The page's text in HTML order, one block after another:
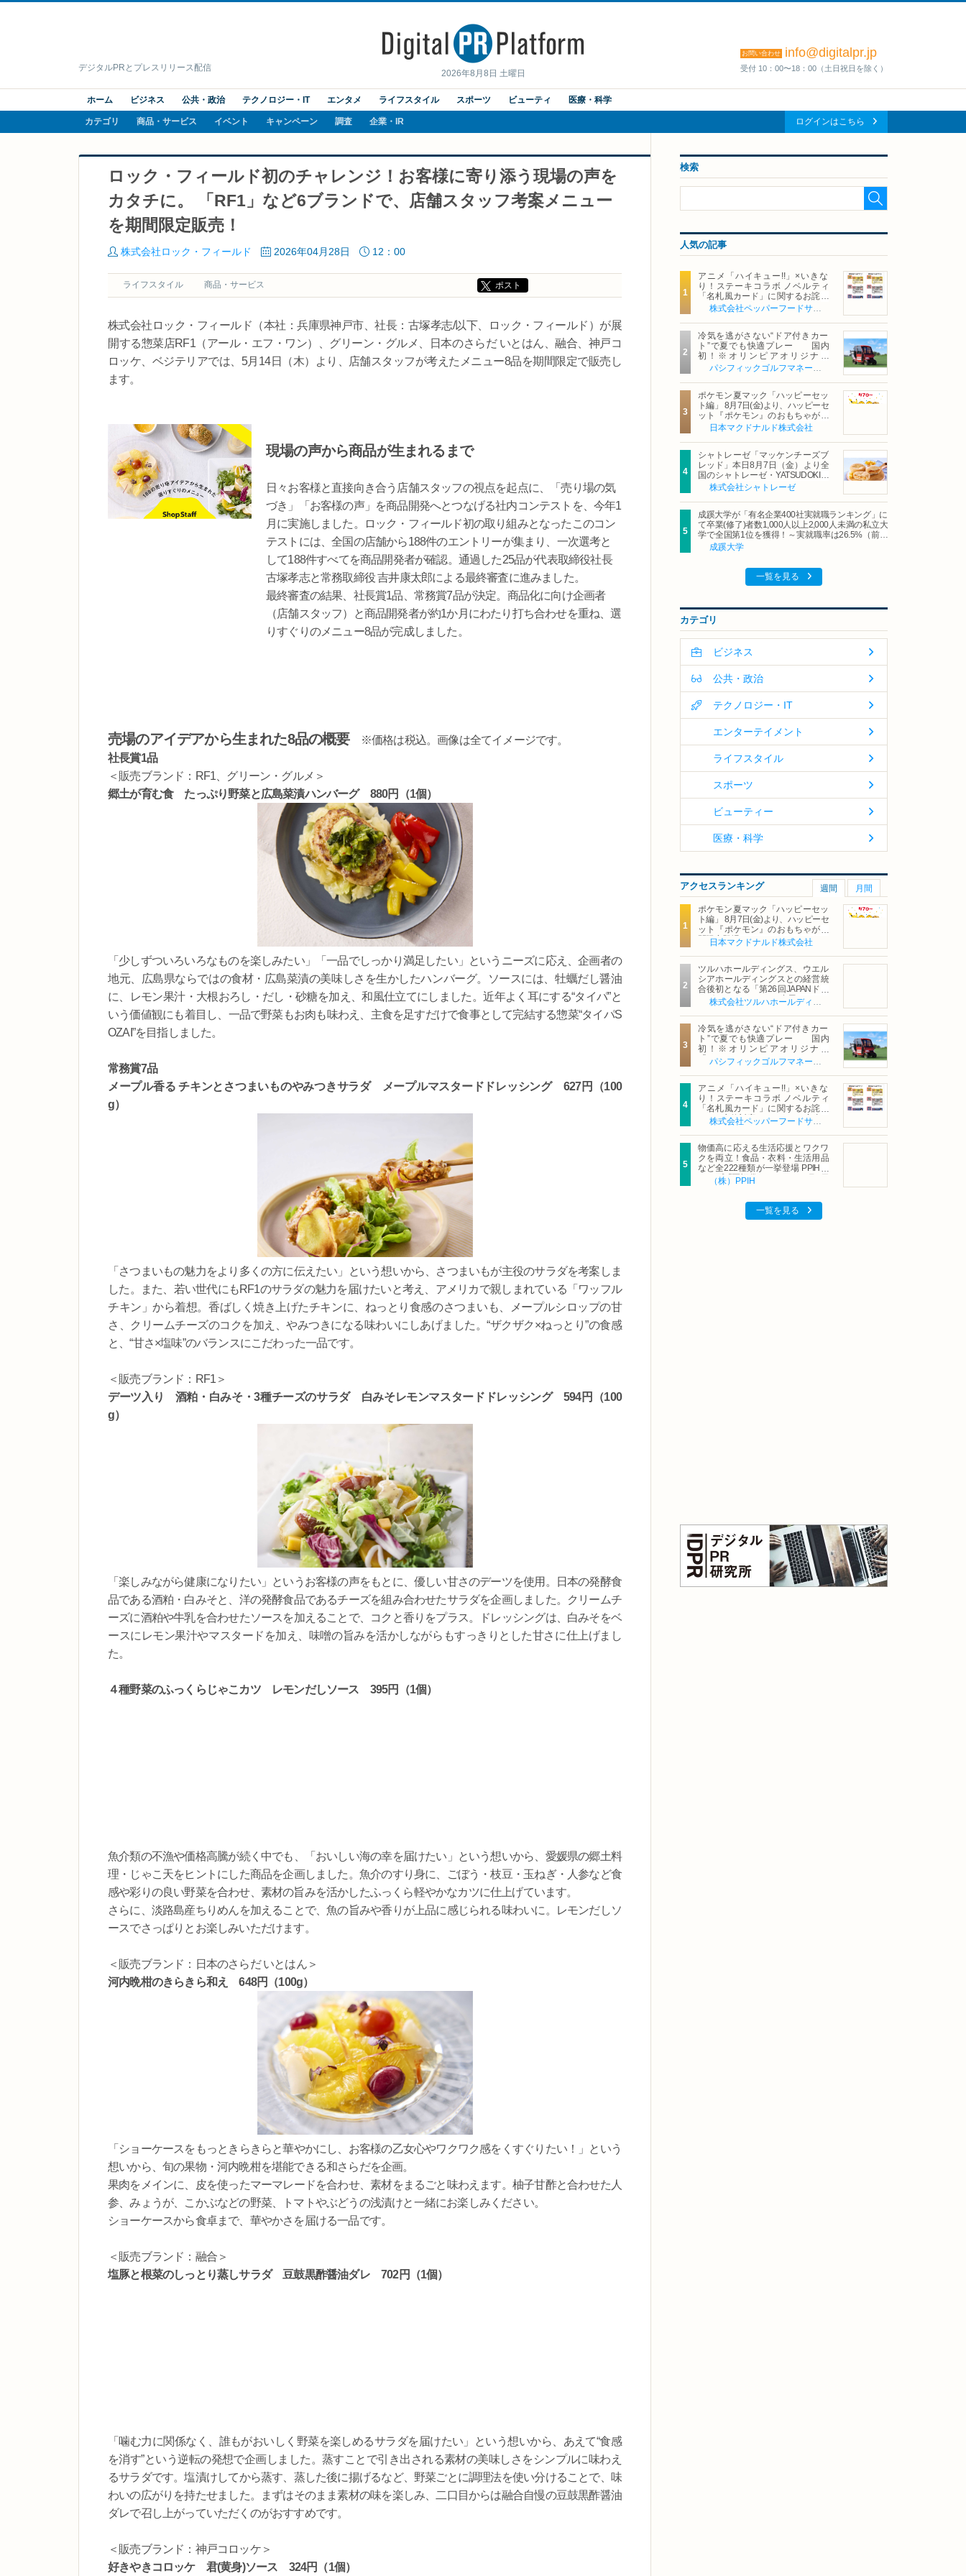
2026年8月8日 土曜日
デジタルPRとプレスリリース配信
お問い合わせ info@digitalpr.jp
受付 10：00〜18：00（土日祝日を除く）
ホーム ビジネス 公共・政治 テクノロジー・IT エンタメ ライフスタイル スポーツ ビューティ 医療・科学
カテゴリ 商品・サービス イベント キャンペーン 調査 企業・IR ログインはこちら
ロック・フィールド初のチャレンジ！お客様に寄り添う現場の声を
カタチに。 「RF1」など6ブランドで、店舗スタッフ考案メニュー
を期間限定販売！
株式会社ロック・フィールド 2026年04月28日 12：00
ライフスタイル 商品・サービス ポスト
株式会社ロック・フィールド（本社：兵庫県神戸市、社長：古塚孝志/以下、ロック・フィールド）が展
開する惣菜店RF1（アール・エフ・ワン）、グリーン・グルメ、日本のさらだ いとはん、融合、神戸コ
ロッケ、ベジテリアでは、5月14日（木）より、店舗スタッフが考えたメニュー8品を期間限定で販売し
ます。
現場の声から商品が生まれるまで
日々お客様と直接向き合う店舗スタッフの視点を起点に、「売り場の気
づき」「お客様の声」を商品開発へとつなげる社内コンテストを、今年1
月に実施しました。ロック・フィールド初の取り組みとなったこのコン
テストには、全国の店舗から188件のエントリーが集まり、一次選考と
して188件すべてを商品開発者が確認。通過した25品が代表取締役社長
古塚孝志と常務取締役 吉井康太郎による最終審査に進みました。
最終審査の結果、社長賞1品、常務賞7品が決定。商品化に向け企画者
（店舗スタッフ）と商品開発者が約1か月にわたり打ち合わせを重ね、選
りすぐりのメニュー8品が完成しました。
売場のアイデアから生まれた8品の概要※価格は税込。画像は全てイメージです。
社長賞1品
＜販売ブランド：RF1、グリーン・グルメ＞
郷土が育む食 たっぷり野菜と広島菜漬ハンバーグ 880円（1個）
「少しずついろいろなものを楽しみたい」「一品でしっかり満足したい」というニーズに応え、企画者の
地元、広島県ならではの食材・広島菜漬の美味しさを生かしたハンバーグ。ソースには、牡蠣だし醤油
に、レモン果汁・大根おろし・だし・砂糖を加え、和風仕立てにしました。近年よく耳にする“タイパ”と
いう価値観にも着目し、一品で野菜もお肉も味わえ、主食を足すだけで食事として完結する惣菜“タイパS
OZAI”を目指しました。
常務賞7品
メープル香る チキンとさつまいものやみつきサラダ メープルマスタードドレッシング 627円（100
g）
「さつまいもの魅力をより多くの方に伝えたい」という想いから、さつまいもが主役のサラダを考案しま
した。また、若い世代にもRF1のサラダの魅力を届けたいと考え、アメリカで親しまれている「ワッフル
チキン」から着想。香ばしく焼き上げたチキンに、ねっとり食感のさつまいも、メープルシロップの甘
さ、クリームチーズのコクを加え、やみつきになる味わいにしあげました。“ザクザク×ねっとり”の食感
と、“甘さ×塩味”のバランスにこだわった一品です。
＜販売ブランド：RF1＞
デーツ入り 酒粕・白みそ・3種チーズのサラダ 白みそレモンマスタードドレッシング 594円（100
g）
「楽しみながら健康になりたい」というお客様の声をもとに、優しい甘さのデーツを使用。日本の発酵食
品である酒粕・白みそと、洋の発酵食品であるチーズを組み合わせたサラダを企画しました。クリームチ
ーズに酒粕や牛乳を合わせたソースを加えることで、コクと香りをプラス。ドレッシングは、白みそをベ
ースにレモン果汁やマスタードを加え、味噌の旨みを活かしながらもすっきりとした甘さに仕上げまし
た。
４種野菜のふっくらじゃこカツ レモンだしソース 395円（1個）
魚介類の不漁や価格高騰が続く中でも、「おいしい海の幸を届けたい」という想いから、愛媛県の郷土料
理・じゃこ天をヒントにした商品を企画しました。魚介のすり身に、ごぼう・枝豆・玉ねぎ・人参など食
感や彩りの良い野菜を合わせ、素材の旨みを活かしたふっくら軽やかなカツに仕上げています。
さらに、淡路島産ちりめんを加えることで、魚の旨みや香りが上品に感じられる味わいに。レモンだしソ
ースでさっぱりとお楽しみいただけます。
＜販売ブランド：日本のさらだ いとはん＞
河内晩柑のきらきら和え 648円（100g）
「ショーケースをもっときらきらと華やかにし、お客様の乙女心やワクワク感をくすぐりたい！」という
想いから、旬の果物・河内晩柑を堪能できる和さらだを企画。
果肉をメインに、皮を使ったマーマレードを合わせ、素材をまるごと味わえます。柚子甘酢と合わせた人
参、みょうが、こかぶなどの野菜、トマトやぶどうの浅漬けと一緒にお楽しみください。
ショーケースから食卓まで、華やかさを届ける一品です。
＜販売ブランド：融合＞
塩豚と根菜のしっとり蒸しサラダ 豆鼓黒酢醤油ダレ 702円（1個）
「噛む力に関係なく、誰もがおいしく野菜を楽しめるサラダを届けたい」という想いから、あえて“食感
を消す”という逆転の発想で企画しました。蒸すことで引き出される素材の美味しさをシンプルに味わえ
るサラダです。塩漬けしてから蒸す、蒸した後に揚げるなど、野菜ごとに調理法を使い分けることで、味
わいの広がりを持たせました。まずはそのまま素材の味を楽しみ、二口目からは融合自慢の豆鼓黒酢醤油
ダレで召し上がっていただくのがおすすめです。
＜販売ブランド：神戸コロッケ＞
好きやきコロッケ 君(黄身)ソース 324円（1個）
検索
人気の記事
アニメ「ハイキュー!!」×いきな
り！ステーキコラボ ノベルティ
「名札風カード」に関するお詫び
および交換対応についてのご案内
冷気を逃がさない“ドア付きカー
ト”で夏でも快適プレー 国内
初！※オリンピアオリジナル
「AirCon Cart（エアコンカー
ト）」導入 | ＰＧＭ
ポケモン夏マック「ハッピーセッ
ト編」 8月7日(金)より、ハッピーセ
ット『ポケモン』のおもちゃが期
間限定登場
日本マクドナルド株式会社
シャトレーゼ「マッケンチーズブ
レッド」本日8月7日（金）より全
国のシャトレーゼ・YATSUDOKIで
発売株式会社シャトレーゼ
成蹊大学が「有名企業400社実就職ランキング」に
て卒業(修了)者数1,000人以上2,000人未満の私立大
学で全国第1位を獲得！～実就職率は26.5%（前年
比＋4.3pt）に伸長、東京の私立大学でも10位にラ
ンクイン～
成蹊大学
一覧を見る
カテゴリ
ビジネス
公共・政治
テクノロジー・IT
エンターテイメント
ライフスタイル
スポーツ
ビューティー
医療・科学
アクセスランキング 週間 月間
ポケモン夏マック「ハッピーセッ
ト編」 8月7日(金)より、ハッピーセ
ット『ポケモン』のおもちゃが期
間限定登場
日本マクドナルド株式会社
ツルハホールディングス、ウエル
シアホールディングスとの経営統
合後初となる「第26回JAPANドラ
ッグストアショー」に出展
冷気を逃がさない“ドア付きカー
ト”で夏でも快適プレー 国内
初！※オリンピアオリジナル
「AirCon Cart（エアコンカー
ト）」導入 | ＰＧＭ
アニメ「ハイキュー!!」×いきな
り！ステーキコラボ ノベルティ
「名札風カード」に関するお詫び
および交換対応についてのご案内
物価高に応える生活応援とワクワ
クを両立！食品・衣料・生活用品
など全222種類が一挙登場 PPIHグ
ループ「夏福袋」＆セール 8月6日
(木)より順次スタート
（株）PPIH
一覧を見る